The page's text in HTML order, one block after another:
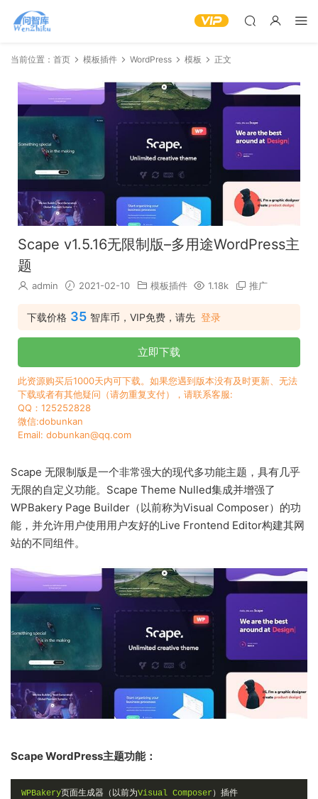
当前位置： 首页 模板插件 WordPress 模板 正文
Scape v1.5.16无限制版–多用途WordPress主
题
admin 2021-02-10 模板插件 1.18k 推广
下载价格 35 智库币，VIP免费，请先 登录
立即下载
此资源购买后1000天内可下载。如果您遇到版本没有及时更新、无法
下载或者有其他疑问（请勿重复支付），请联系客服:
QQ：125252828
微信:dobunkan
Email: dobunkan@qq.com
Scape 无限制版是一个非常强大的现代多功能主题，具有几乎
无限的自定义功能。Scape Theme Nulled集成并增强了
WPBakery Page Builder（以前称为Visual Composer）的功
能，并允许用户使用用户友好的Live Frontend Editor构建其网
站的不同组件。
Scape WordPress主题功能：
WPBakery页面生成器（以前为Visual Composer ）插件